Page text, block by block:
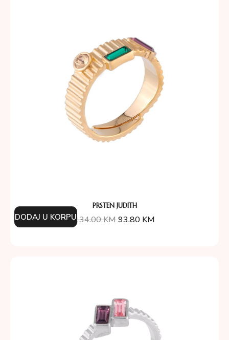
PRSTEN JUDITH
134.00KM93.80 KM
DODAJ U KORPU